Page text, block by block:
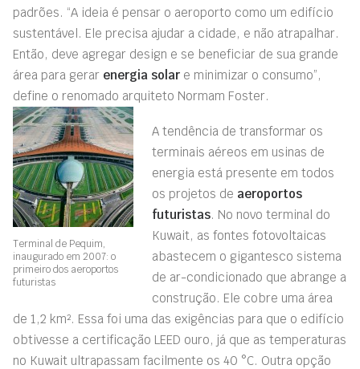
padrões. “A ideia é pensar o aeroporto como um edifício
sustentável. Ele precisa ajudar a cidade, e não atrapalhar.
Então, deve agregar design e se beneficiar de sua grande
área para gerar energia solar e minimizar o consumo”,
define o renomado arquiteto Normam Foster.
Terminal de Pequim,
inaugurado em 2007: o
primeiro dos aeroportos
futuristas
A tendência de transformar os
terminais aéreos em usinas de
energia está presente em todos
os projetos de aeroportos
futuristas. No novo terminal do
Kuwait, as fontes fotovoltaicas
abastecem o gigantesco sistema
de ar-condicionado que abrange a
construção. Ele cobre uma área
de 1,2 km². Essa foi uma das exigências para que o edifício
obtivesse a certificação LEED ouro, já que as temperaturas
no Kuwait ultrapassam facilmente os 40 °C. Outra opção